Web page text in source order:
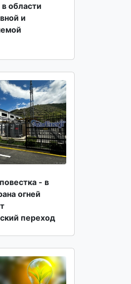
области
и
- в
огней
переход